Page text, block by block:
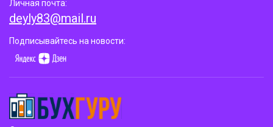
Личная почта:
deyly83@mail.ru
Подписывайтесь на новости: